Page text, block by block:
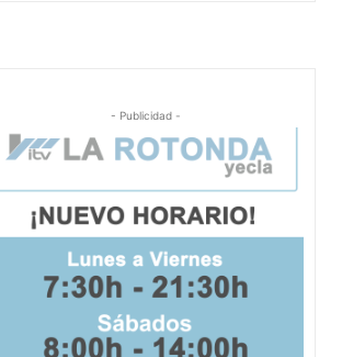
- Publicidad -